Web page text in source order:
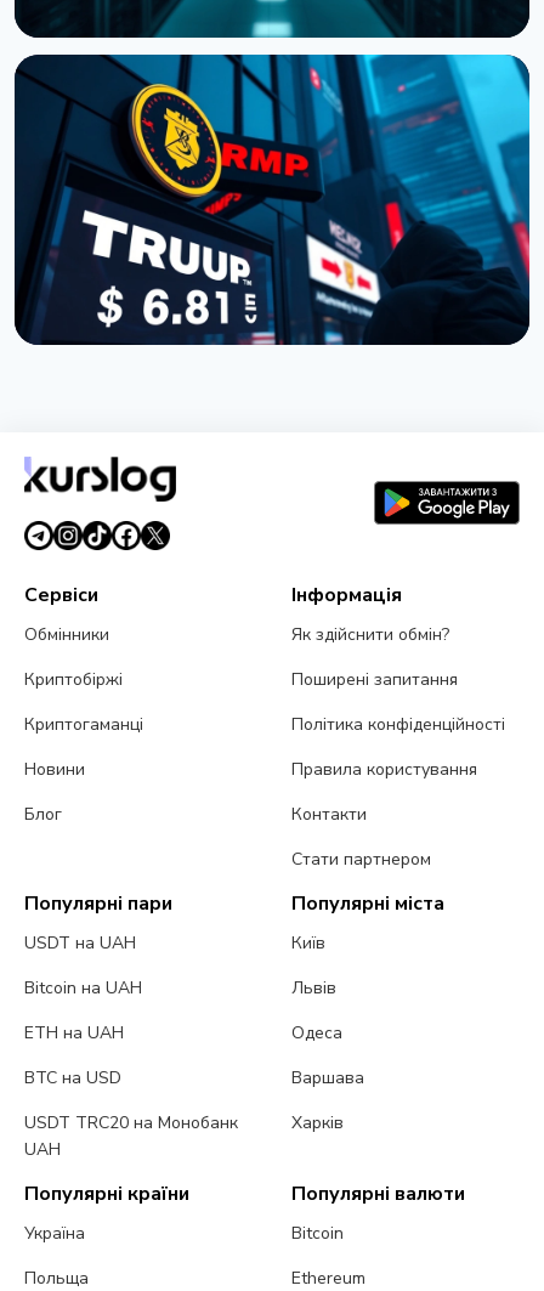
Cardano передає розробку ключових
компонентів зовнішнім командам
19 липня 2026 р.3 хв читання
5 липня 2026 р.5 хв читання
Сервіси
Обмінники
Криптобіржі
Криптогаманці
Новини
Блог
Інформація
Як здійснити обмін?
Поширені запитання
Політика конфіденційності
Правила користування
Контакти
Стати партнером
Популярні пари
USDT на UAH
Bitcoin на UAH
ETH на UAH
BTC на USD
USDT TRC20 на Монобанк
UAH
Популярні міста
Київ
Львів
Одеса
Варшава
Харків
Популярні країни
Україна
Польща
Популярні валюти
Bitcoin
Ethereum